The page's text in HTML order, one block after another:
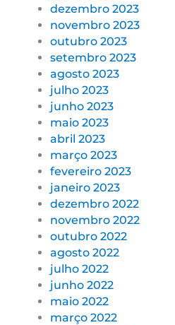
dezembro 2023
novembro 2023
outubro 2023
setembro 2023
agosto 2023
julho 2023
junho 2023
maio 2023
abril 2023
março 2023
fevereiro 2023
janeiro 2023
dezembro 2022
novembro 2022
outubro 2022
agosto 2022
julho 2022
junho 2022
maio 2022
março 2022